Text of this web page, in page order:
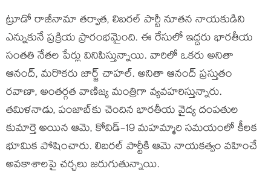
ట్రూడో రాజీనామా తర్వాత, లిబరల్ పార్టీ నూతన నాయకుడిని
ఎన్నుకునే ప్రక్రియ ప్రారంభమైంది. ఈ రేసులో ఇద్దరు భారతీయ
సంతతి నేతల పేర్లు వినిపిస్తున్నాయి. వారిలో ఒకరు అనితా
ఆనంద్, మరొకరు జార్జ్ చాహల్. అనితా ఆనంద్ ప్రస్తుతం
రవాణా, అంతర్గత వాణిజ్య మంత్రిగా వ్యవహరిస్తున్నారు.
తమిళనాడు, పంజాబ్‌కు చెందిన భారతీయ వైద్య దంపతుల
కుమార్తె అయిన ఆమె, కోవిడ్-19 మహమ్మారి సమయంలో కీలక
భూమిక పోషించారు. లిబరల్ పార్టీకి ఆమె నాయకత్వం వహించే
అవకాశాలపై చర్చలు జరుగుతున్నాయి.